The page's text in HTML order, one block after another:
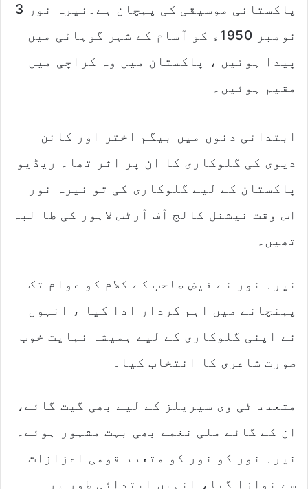
پاکستانی موسیقی کی پہچان ہے۔نیرہ نور 3
نومبر 1950ء کو آسام کے شہر گوہاٹی میں
پیدا ہوئیں ، پاکستان میں وہ کراچی میں
مقیم ہوئیں۔
ابتدائی دنوں میں بیگم اختر اور کانن
دیوی کی گلوکاری کا ان پر اثر تھا۔ ریڈیو
پاکستان کے لیے گلوکاری کی تو نیرہ نور
اس وقت نیشنل کالج آف آرٹس لاہور کی طا لبہ
تھیں۔
نیرہ نور نے فیض صاحب کے کلام کو عوام تک
پہنچانے میں اہم کردار ادا کیا ، انہوں
نے اپنی گلوکاری کے لیے ہمیشہ نہایت خوب
صورت شاعری کا انتخاب کیا۔
متعدد ٹی وی سیریلز کے لیے بھی گیت گائے،
ان کے گائے ملی نغمے بھی بہت مشہور ہوئے۔
نیرہ نور کو نور کو متعدد قومی اعزازات
سے نوازا گیا، انہیں ابتدائی طور پر